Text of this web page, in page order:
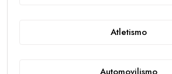
Atletismo